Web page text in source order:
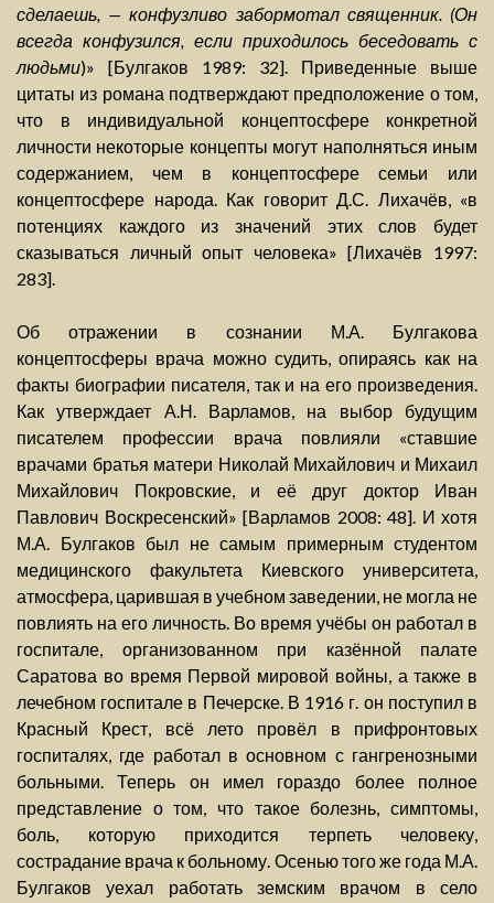
сделаешь, — конфузливо забормотал священник. (Он
всегда конфузился, если приходилось беседовать с
людьми)» [Булгаков 1989: 32]. Приведенные выше
цитаты из романа подтверждают предположение о том,
что в индивидуальной концептосфере конкретной
личности некоторые концепты могут наполняться иным
содержанием, чем в концептосфере семьи или
концептосфере народа. Как говорит Д.С. Лихачёв, «в
потенциях каждого из значений этих слов будет
сказываться личный опыт человека» [Лихачёв 1997:
283].
Об отражении в сознании М.А. Булгакова
концептосферы врача можно судить, опираясь как на
факты биографии писателя, так и на его произведения.
Как утверждает А.Н. Варламов, на выбор будущим
писателем профессии врача повлияли «ставшие
врачами братья матери Николай Михайлович и Михаил
Михайлович Покровские, и её друг доктор Иван
Павлович Воскресенский» [Варламов 2008: 48]. И хотя
М.А. Булгаков был не самым примерным студентом
медицинского факультета Киевского университета,
атмосфера, царившая в учебном заведении, не могла не
повлиять на его личность. Во время учёбы он работал в
госпитале, организованном при казённой палате
Саратова во время Первой мировой войны, а также в
лечебном госпитале в Печерске. В 1916 г. он поступил в
Красный Крест, всё лето провёл в прифронтовых
госпиталях, где работал в основном с гангренозными
больными. Теперь он имел гораздо более полное
представление о том, что такое болезнь, симптомы,
боль, которую приходится терпеть человеку,
сострадание врача к больному. Осенью того же года М.А.
Булгаков уехал работать земским врачом в село